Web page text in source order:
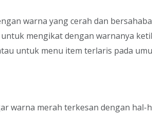
warna yang cerah dan
mengikat dengan warnanya
untuk menu item terlaris pada
warna merah terkesan dengan hal-